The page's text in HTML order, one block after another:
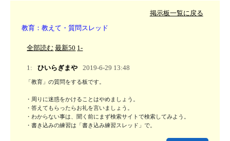
掲示板一覧に戻る
教育：教えて・質問スレッド
全部読む 最新50 1-
1: ひいらぎまや 2019-6-29 13:48
「教育」の質問をする板です。
・周りに迷惑をかけることはやめましょう。
・答えてもらったらお礼を言いましょう。
・わからない事は、聞く前にまず検索サイトで検索してみよう。
・書き込みの練習は「書き込み練習スレッド」で。